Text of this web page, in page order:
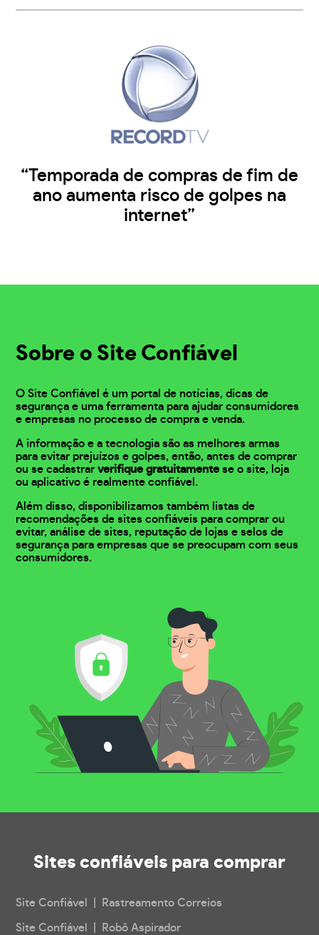
“Temporada de compras de fim de
ano aumenta risco de golpes na
internet”
Sobre o Site Confiável
O Site Confiável é um portal de notícias, dicas de
segurança e uma ferramenta para ajudar consumidores
e empresas no processo de compra e venda.
A informação e a tecnologia são as melhores armas
para evitar prejuízos e golpes, então, antes de comprar
ou se cadastrarverifique gratuitamente se o site, loja
ou aplicativo é realmente confiável.
Além disso, disponibilizamos também listas de
recomendações de sites confiáveis para comprar ou
evitar, análise de sites, reputação de lojas e selos de
segurança para empresas que se preocupam com seus
consumidores.
Sites confiáveis para comprar
Site Confiável | Rastreamento Correios
Site Confiável | Robô Aspirador